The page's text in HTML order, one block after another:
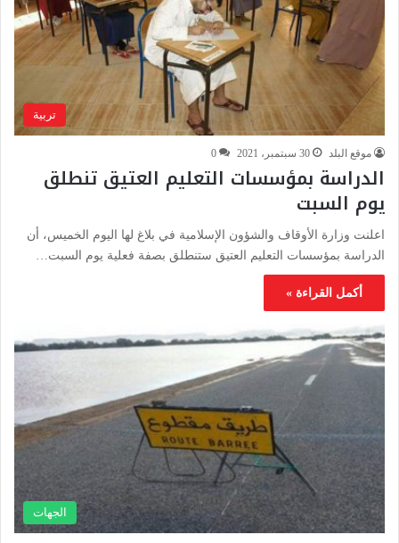
تربية
موقع البلد 30 سبتمبر، 2021 0
الدراسة بمؤسسات التعليم العتيق تنطلق
يوم السبت
اعلنت وزارة الأوقاف والشؤون الإسلامية في بلاغ لها اليوم الخميس، أن
الدراسة بمؤسسات التعليم العتيق ستنطلق بصفة فعلية يوم السبت…
أكمل القراءة »
الجهات